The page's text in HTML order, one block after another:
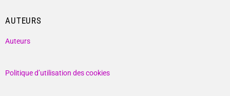
AUTEURS
Auteurs
Politique d’utilisation des cookies